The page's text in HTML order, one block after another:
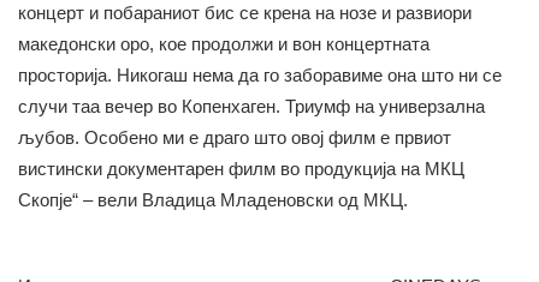
концерт и побараниот бис се крена на нозе и развиори
македонски оро, кое продолжи и вон концертната
просторија. Никогаш нема да го заборавиме она што ни се
случи таа вечер во Копенхаген. Триумф на универзална
љубов. Особено ми е драго што овој филм е првиот
вистински документарен филм во продукција на МКЦ
Скопје“ – вели Владица Младеновски од МКЦ.